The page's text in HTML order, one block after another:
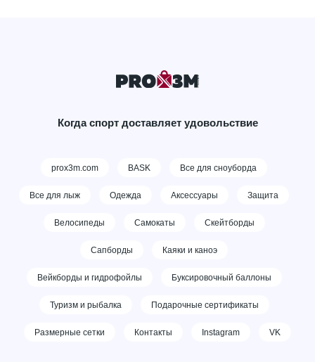
Когда спорт доставляет удовольствие
prox3m.com BASK Все для сноуборда
Все для лыж Одежда Аксессуары Защита
Велосипеды Самокаты Скейтборды
Сапборды Каяки и каноэ
Вейкборды и гидрофойлы Буксировочный баллоны
Туризм и рыбалка Подарочные сертификаты
Размерные сетки Контакты Instagram VK